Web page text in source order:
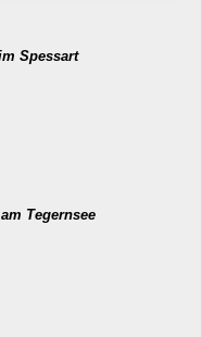
Spessart
Tegernsee